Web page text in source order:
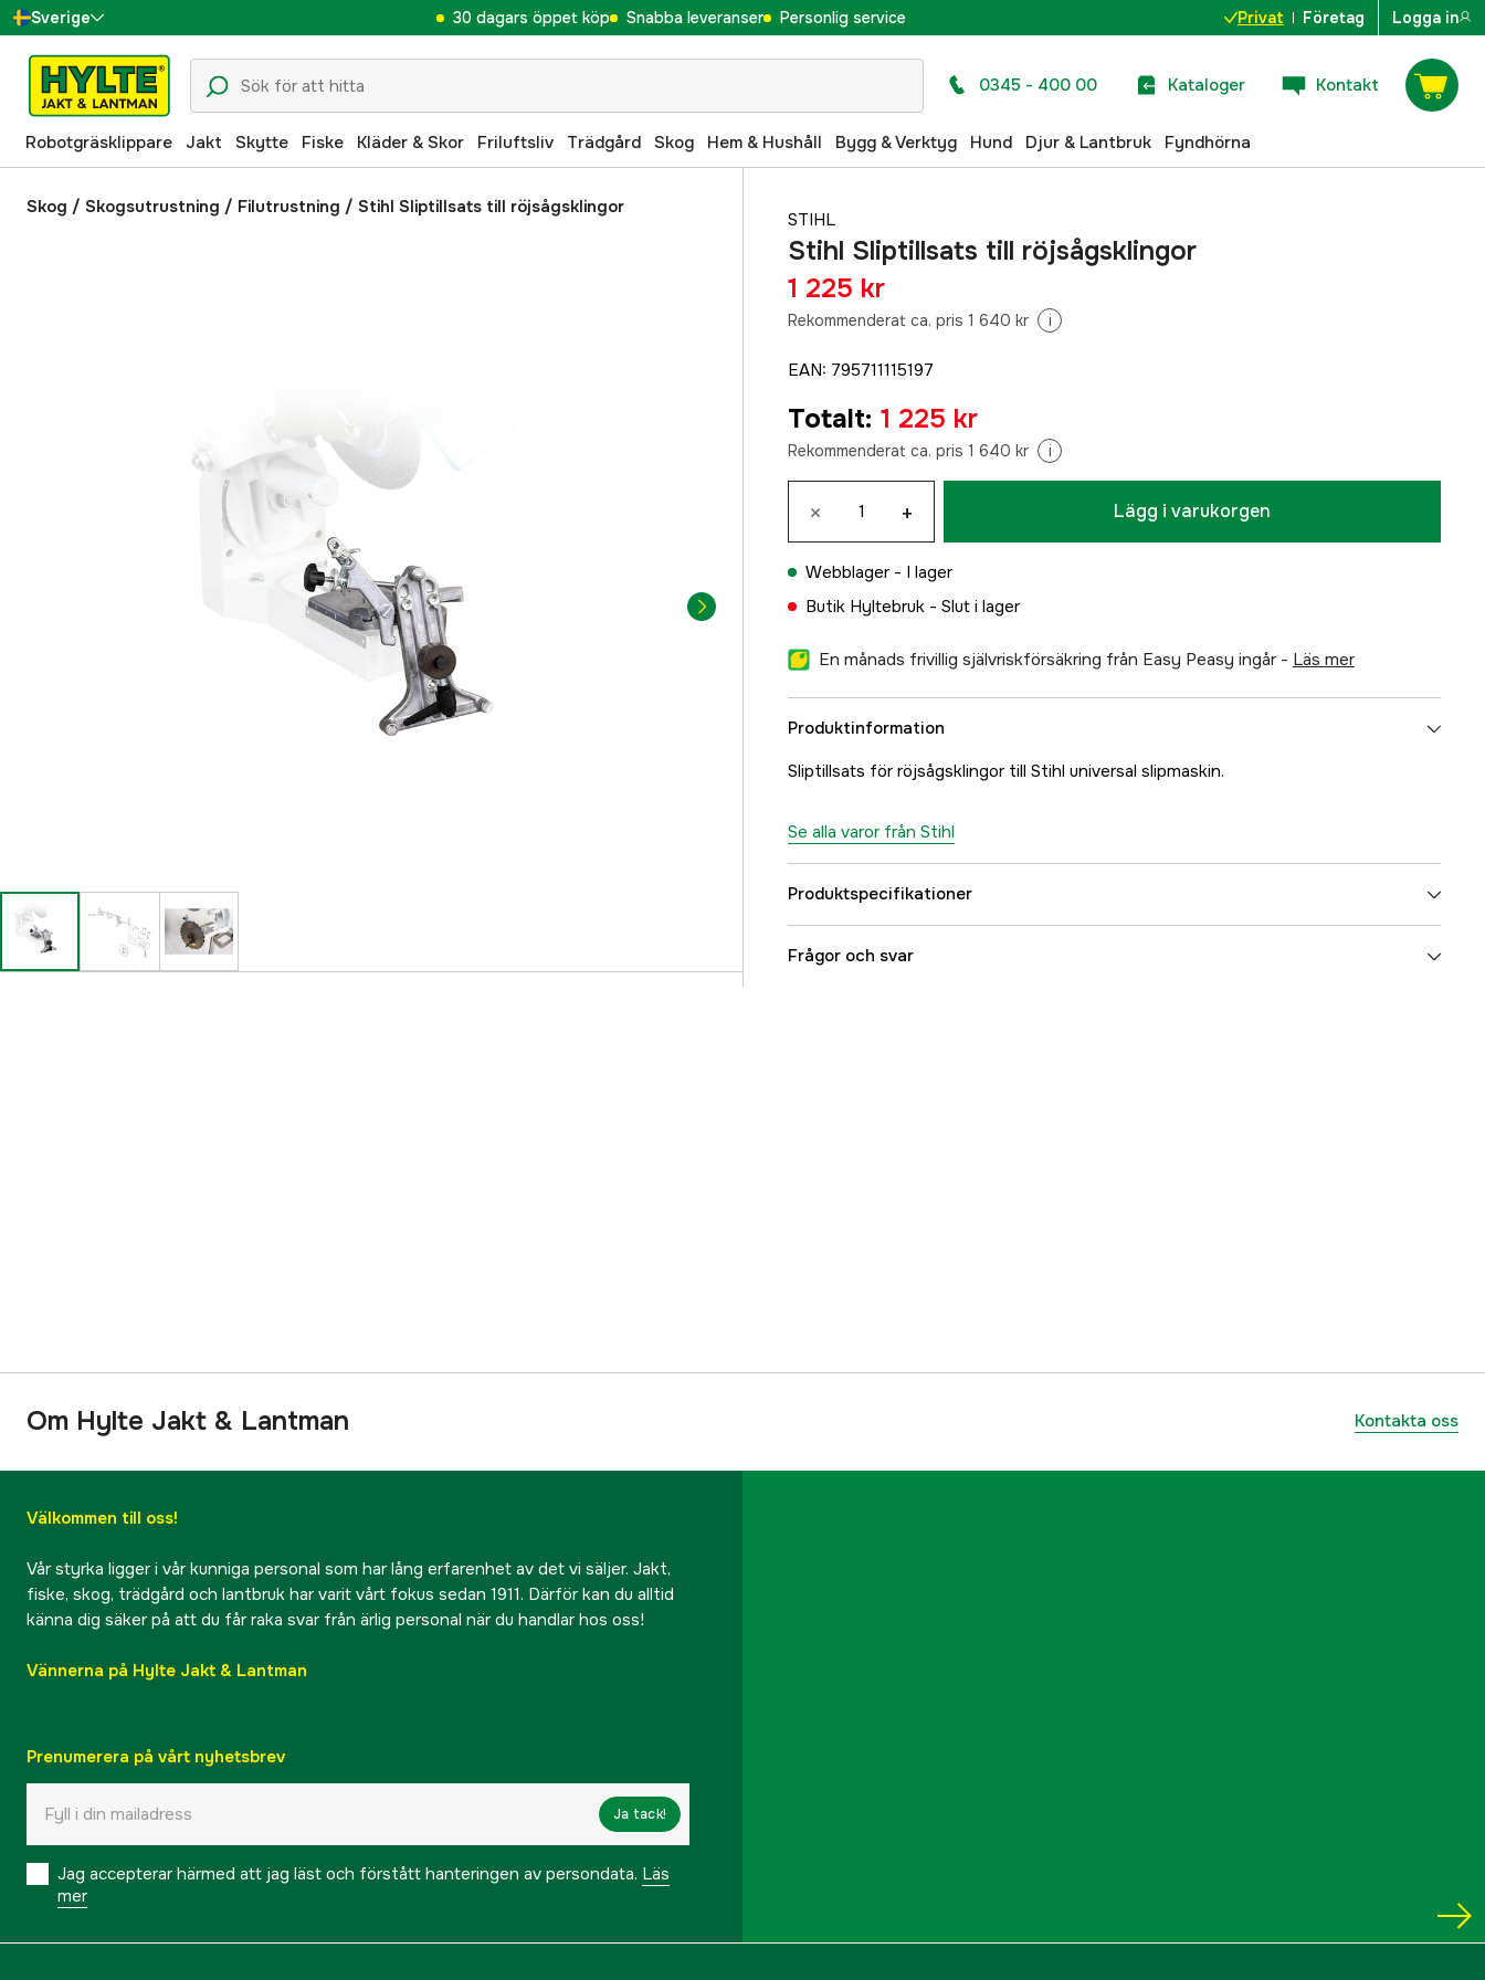
Sverige
Danmark
Suomi
Norge
Deutschland
30 dagars öppet köp Snabba leveranser Personlig service Privat Företag Logga in
0345 - 400 00 Kataloger Kontakt
Robotgräsklippare Jakt Skytte Fiske Kläder & Skor Friluftsliv Trädgård Skog Hem & Hushåll Bygg & Verktyg Hund Djur & Lantbruk Fyndhörna
Skog / Skogsutrustning / Filutrustning / Stihl Sliptillsats till röjsågsklingor
STIHL
Stihl Sliptillsats till röjsågsklingor
1 225 kr
Rekommenderat ca. pris 1 640 kr i
EAN: 795711115197
Totalt: 1 225 kr
Rekommenderat ca. pris 1 640 kr i
× + Lägg i varukorgen
Webblager - I lager
Butik Hyltebruk - Slut i lager
En månads frivillig självriskförsäkring från Easy Peasy ingår - läs mer
Produktinformation
Sliptillsats för röjsågsklingor till Stihl universal slipmaskin.
Se alla varor från Stihl
Produktspecifikationer
Global Garanti
Frågor och svar
Om Hylte Jakt & Lantman Kontakta oss
Välkommen till oss!
Vår styrka ligger i vår kunniga personal som har lång erfarenhet av det vi säljer. Jakt,
fiske, skog, trädgård och lantbruk har varit vårt fokus sedan 1911. Därför kan du alltid
känna dig säker på att du får raka svar från ärlig personal när du handlar hos oss!
Vännerna på Hylte Jakt & Lantman
Prenumerera på vårt nyhetsbrev
Ja tack!
Jag accepterar härmed att jag läst och förstått hanteringen av persondata. Läs
mer